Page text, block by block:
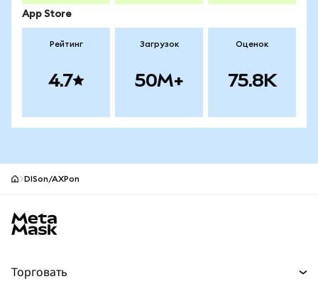
App Store
Рейтинг
4.7
Загрузок
50M+
Оценок
75.8K
DISon/AXPon
Торговать